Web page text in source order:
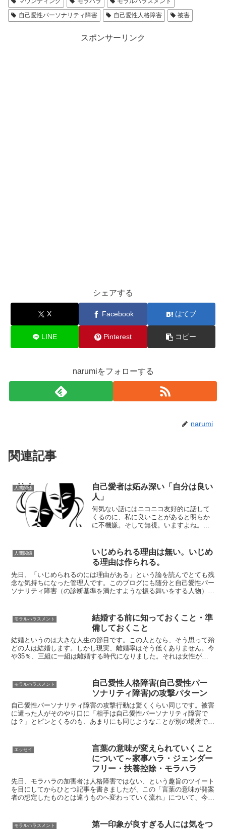
自己愛性パーソナリティ障害
自己愛性人格障害 被害
スポンサーリンク
シェアする
X Facebook はてブ
LINE Pinterest コピー
narumiをフォローする
narumi
関連記事
人間関係
自己愛者は妬み深い「自分は良い
人」
何気ない話にはニコニコ友好的に話して
くるのに、私に良いことがあると明らか
に不機嫌。そして無視。いますよね。こ
児に成熟した人格や、聖人君子のような
人格なんて無いのと同じで...
人間関係
いじめられる理由は無い。いじめ
る理由は作られる。
先日、「いじめられるのには理由がある」という論を読んでとても残
念な気持ちになった管理人です。このブログにも随分と自己愛性パー
ソナリティ障害（の診断基準を満たすような振る舞いをする人物）に
モラルハラスメント
結婚する前に知っておくこと・準
備しておくこと
結婚というのは大きな人生の節目です。この人となら、そう思って殆
どの人は結婚します。しかし現実、離婚率はそう低くありません。今
や35％、三組に一組は離婚する時代になりました。それは女性が昔
モラルハラスメント
自己愛性人格障害(自己愛性パー
ソナリティ障害)の攻撃パターン
自己愛性パーソナリティ障害の攻撃行動は驚くくらい同じです。被害
に遭った人がそのやり口に「相手は自己愛性パーソナリティ障害で
は？」とピンとくるのも、あまりにも同じようなことが別の場所で起
エッセイ
言葉の意味が変えられていくこと
について～家事ハラ・ジェンダー
フリー・扶養控除・モラハラ
先日、モラハラの加害者は人格障害ではない、という趣旨のツイート
を目にしてからひとつ記事を書きましたが、この「言葉の意味が発案
者の想定したものとは違うものへ変わっていく流れ」について、今ま
モラルハラスメント
第一印象が良すぎる人には気をつ